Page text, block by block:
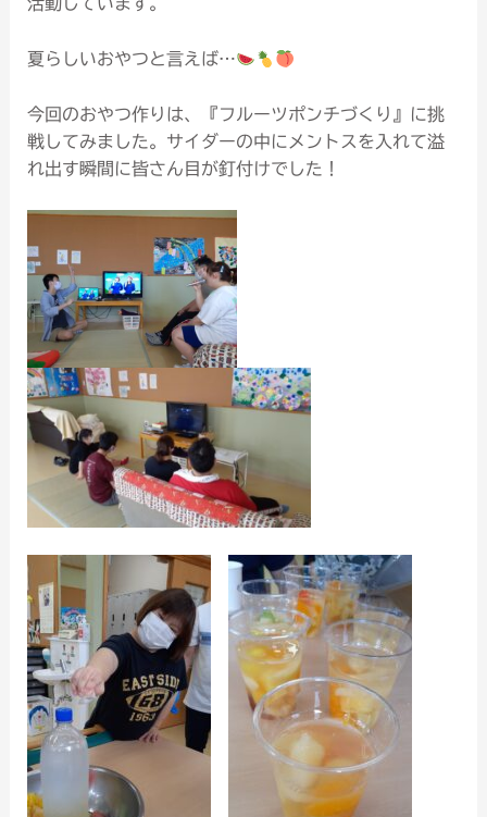
活動しています。
夏らしいおやつと言えば…
今回のおやつ作りは、『フルーツポンチづくり』に挑
戦してみました。サイダーの中にメントスを入れて溢
れ出す瞬間に皆さん目が釘付けでした！